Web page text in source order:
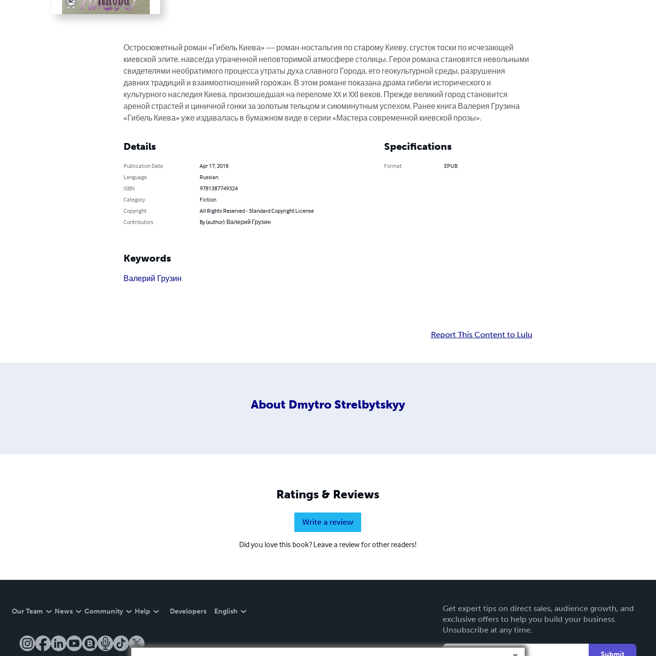
Остросюжетный роман «Гибель Киева» — роман-ностальгия по старому Киеву, сгусток тоски по исчезающей
киевской элите, навсегда утраченной неповторимой атмосфере столицы. Герои романа становятся невольными
свидетелями необратимого процесса утраты духа славного Города, его геокультурной среды, разрушения
давних традиций и взаимоотношений горожан. В этом романе показана драма гибели исторического и
культурного наследия Киева, произошедшая на переломе XX и XXІ веков. Прежде великий город становится
ареной страстей и циничной гонки за золотым тельцом и сиюминутным успехом. Ранее книга Валерия Грузина
«Гибель Киева» уже издавалась в бумажном виде в серии «Мастера современной киевской прозы».
Details
Publication Date
Apr 17, 2018
Language
Russian
ISBN
9781387749324
Category
Fiction
Copyright
All Rights Reserved - Standard Copyright License
Contributors
By (author): Валерий Грузин
Specifications
Format EPUB
Keywords
Валерий Грузин
Report This Content to Lulu
About Dmytro Strelbytskyy
Ratings & Reviews
Write a review
Did you love this book? Leave a review for other readers!
Our Team News Community Help Developers English
Get expert tips on direct sales, audience growth, and
exclusive offers to help you build your business.
Unsubscribe at any time.
Submit